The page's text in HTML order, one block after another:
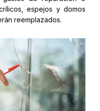
espejos y domos
reemplazados.